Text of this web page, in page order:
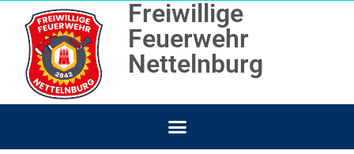
Freiwillige
Feuerwehr
Nettelnburg